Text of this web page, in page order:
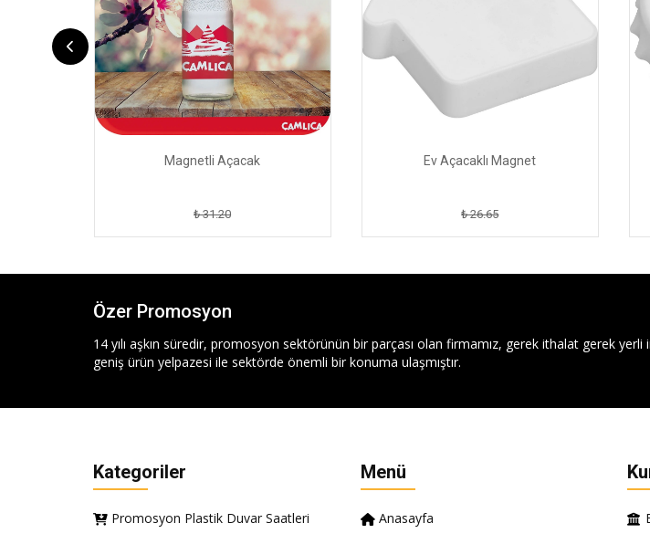
Magnetli Açacak
₺ 31.20
Ev Açacaklı Magnet
₺ 26.65
Özer Promosyon
14 yılı aşkın süredir, promosyon sektörünün bir parçası olan firmamız, gerek ithalat gerek yerli
geniş ürün yelpazesi ile sektörde önemli bir konuma ulaşmıştır.
Kategoriler
Promosyon Plastik Duvar Saatleri
Menü
Anasayfa